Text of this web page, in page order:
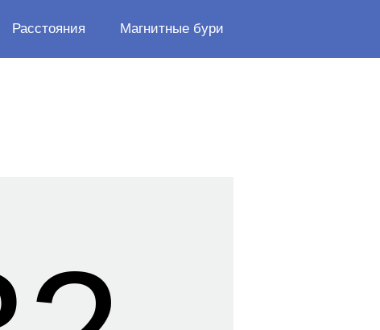
Расстояния Магнитные бури